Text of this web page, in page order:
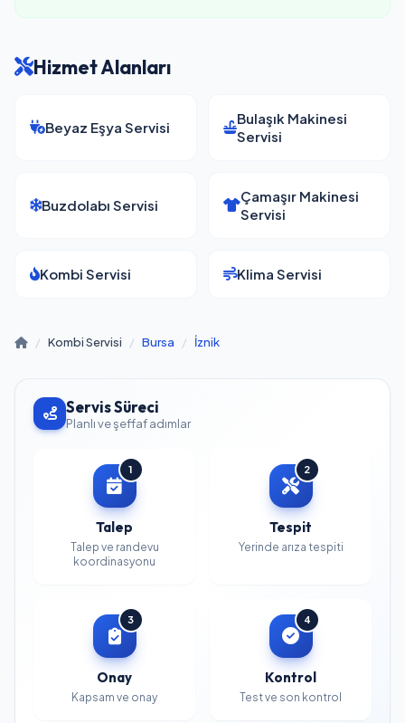
Hizmet Alanları
Beyaz Eşya Servisi
Bulaşık Makinesi
Servisi
Buzdolabı Servisi
Çamaşır Makinesi
Servisi
Kombi Servisi Klima Servisi
/ Kombi Servisi / Bursa / İznik
Servis Süreci
Planlı ve şeffaf adımlar
1
Talep
Talep ve randevu
koordinasyonu
2
Tespit
Yerinde arıza tespiti
3
Onay
Kapsam ve onay
4
Kontrol
Test ve son kontrol